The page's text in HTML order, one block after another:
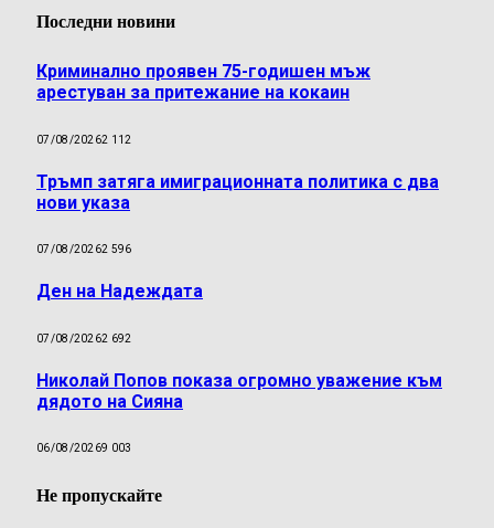
Последни новини
Криминално проявен 75-годишен мъж
арестуван за притежание на кокаин
07/08/20262 112
Тръмп затяга имиграционната политика с два
нови указа
07/08/20262 596
Ден на Надеждата
07/08/20262 692
Николай Попов показа огромно уважение към
дядото на Сияна
06/08/20269 003
Не пропускайте